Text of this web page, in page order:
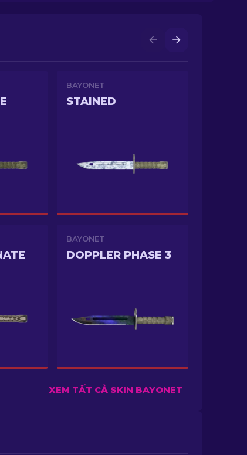
BAYONET
STAINED
BAYONET
DOPPLER PHASE 3
XEM TẤT CẢ SKIN BAYONET